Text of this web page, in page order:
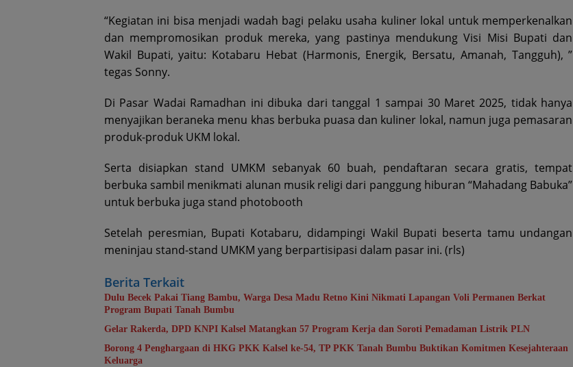
“Kegiatan ini bisa menjadi wadah bagi pelaku usaha kuliner lokal untuk memperkenalkan
dan mempromosikan produk mereka, yang pastinya mendukung Visi Misi Bupati dan
Wakil Bupati, yaitu: Kotabaru Hebat (Harmonis, Energik, Bersatu, Amanah, Tangguh), ”
tegas Sonny.
Di Pasar Wadai Ramadhan ini dibuka dari tanggal 1 sampai 30 Maret 2025, tidak hanya
menyajikan beraneka menu khas berbuka puasa dan kuliner lokal, namun juga pemasaran
produk-produk UKM lokal.
Serta disiapkan stand UMKM sebanyak 60 buah, pendaftaran secara gratis, tempat
berbuka sambil menikmati alunan musik religi dari panggung hiburan “Mahadang Babuka”
untuk berbuka juga stand photobooth
Setelah peresmian, Bupati Kotabaru, didampingi Wakil Bupati beserta tamu undangan
meninjau stand-stand UMKM yang berpartisipasi dalam pasar ini. (rls)
Berita Terkait
Dulu Becek Pakai Tiang Bambu, Warga Desa Madu Retno Kini Nikmati Lapangan Voli Permanen Berkat
Program Bupati Tanah Bumbu
Gelar Rakerda, DPD KNPI Kalsel Matangkan 57 Program Kerja dan Soroti Pemadaman Listrik PLN
Borong 4 Penghargaan di HKG PKK Kalsel ke-54, TP PKK Tanah Bumbu Buktikan Komitmen Kesejahteraan
Keluarga